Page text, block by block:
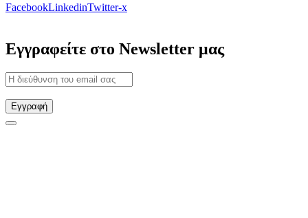
FacebookLinkedinTwitter-x
Εγγραφείτε στο Newsletter μας
Εγγραφή